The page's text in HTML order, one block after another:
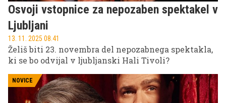
Osvoji vstopnice za nepozaben spektakel v
Ljubljani
13. 11. 2025 08.41
Želiš biti 23. novembra del nepozabnega spektakla,
ki se bo odvijal v ljubljanski Hali Tivoli?
NOVICE